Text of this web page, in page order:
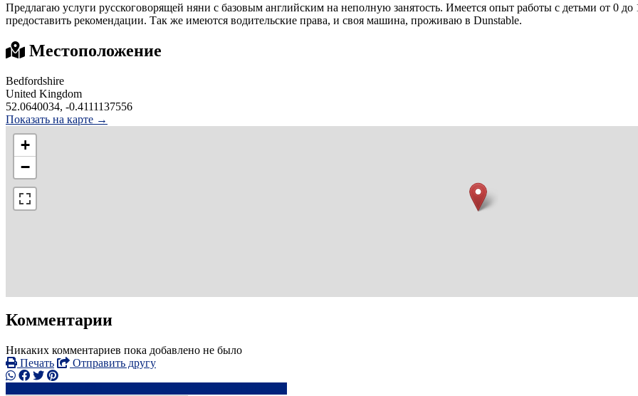
Предлагаю услуги русскоговорящей няни с базовым английским на неполную занятость. Имеется опыт работы с детьми от 0 до
предоставить рекомендации. Так же имеются водительские права, и своя машина, проживаю в Dunstable.
Местоположение
Bedfordshire
United Kingdom
52.0640034, -0.4111137556
Показать на карте →
+
−
Комментарии
Никаких комментариев пока добавлено не было
Печать
Отправить другу